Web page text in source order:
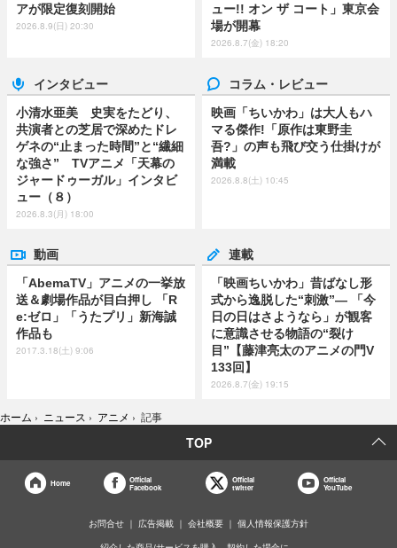
アが限定復刻開始
2026.8.9(日) 20:30
ュー!! オン ザ コート」東京会
場が開幕
2026.8.7(金) 18:20
インタビュー
小清水亜美 史実をたどり、
共演者との芝居で深めたドレ
ゲネの“止まった時間”と“繊細
な強さ” TVアニメ「天幕の
ジャードゥーガル」インタビ
ュー（８）
2026.8.3(月) 18:00
コラム・レビュー
映画「ちいかわ」は大人もハ
マる傑作!「原作は東野圭
吾?」の声も飛び交う仕掛けが
満載
2026.8.8(土) 10:45
動画
「AbemaTV」アニメの一挙放
送＆劇場作品が目白押し 「R
e:ゼロ」「うたプリ」新海誠
作品も
2017.3.18(土) 9:06
連載
「映画ちいかわ」昔ばなし形
式から逸脱した“刺激”― 「今
日の日はさようなら」が観客
に意識させる物語の“裂け
目”【藤津亮太のアニメの門V
133回】
2026.8.7(金) 19:15
ホーム › ニュース › アニメ › 記事
TOP
Home
Official
Facebook
Official
twitter
Official
YouTube
お問合せ 広告掲載 会社概要 個人情報保護方針